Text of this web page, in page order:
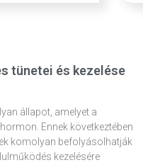
tünetei és kezelése
állapot, amelyet a
Ennek következtében
komolyan befolyásolhatják
kezelésére